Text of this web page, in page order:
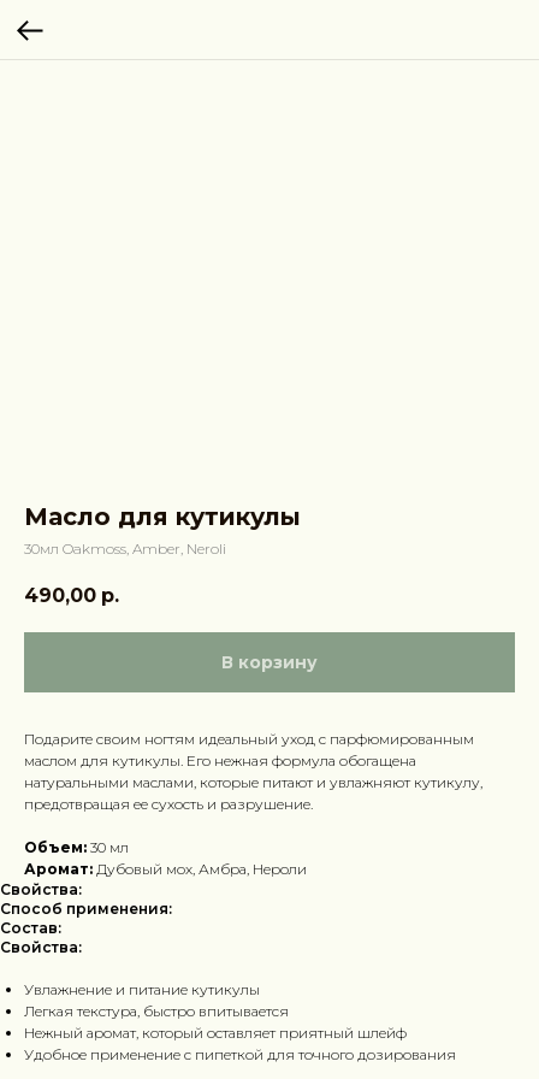
Масло для кутикулы
30мл Oakmoss, Amber, Neroli
490,00 р.
В корзину
Подарите своим ногтям идеальный уход с парфюмированным
маслом для кутикулы. Его нежная формула обогащена
натуральными маслами, которые питают и увлажняют кутикулу,
предотвращая ее сухость и разрушение.
Объем: 30 мл
Аромат: Дубовый мох, Амбра, Нероли
Свойства:
Способ применения:
Состав:
Свойства:
Увлажнение и питание кутикулы
Легкая текстура, быстро впитывается
Нежный аромат, который оставляет приятный шлейф
Удобное применение с пипеткой для точного дозирования